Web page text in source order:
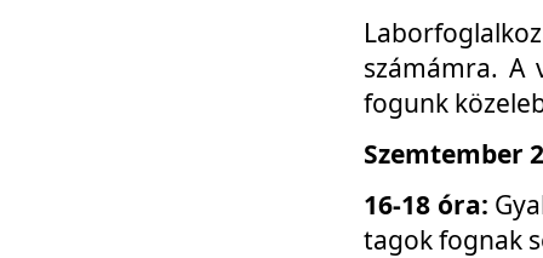
számámra. A
fogunk
Szemtember
16-18 óra:
tagok fognak